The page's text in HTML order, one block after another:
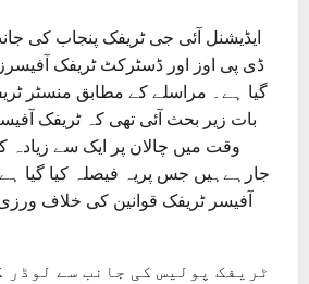
ایڈیشنل آئی جی ٹریفک پنجاب کی
ڈی پی اوز اور ڈسٹرکٹ ٹریفک آفیسرز
گیا ہے۔ مراسلے کے مطابق منسٹر
بات زیر بحث آئی تھی کہ ٹریفک
وقت میں چالان پر ایک سے زیادہ
جارہےہیں جس پریہ فیصلہ کیا گیا
آفیسر ٹریفک قوانین کی خلاف
ٹریفک پولیس کی جانب سے